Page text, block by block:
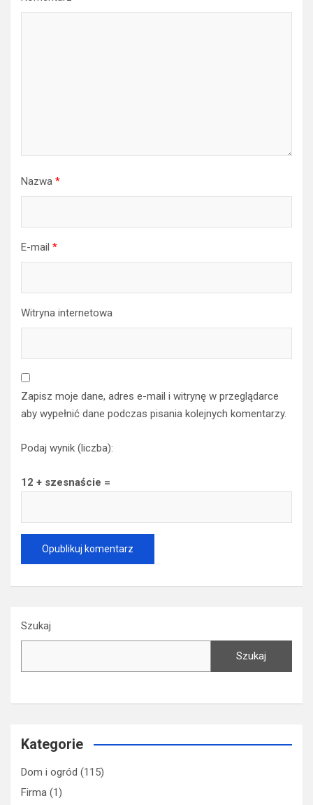
Nazwa *
E-mail *
Witryna internetowa
Zapisz moje dane, adres e-mail i witrynę w przeglądarce
aby wypełnić dane podczas pisania kolejnych komentarzy.
Podaj wynik (liczba):
12 + szesnaście =
Szukaj
Szukaj
Kategorie
Dom i ogród (115)
Firma (1)